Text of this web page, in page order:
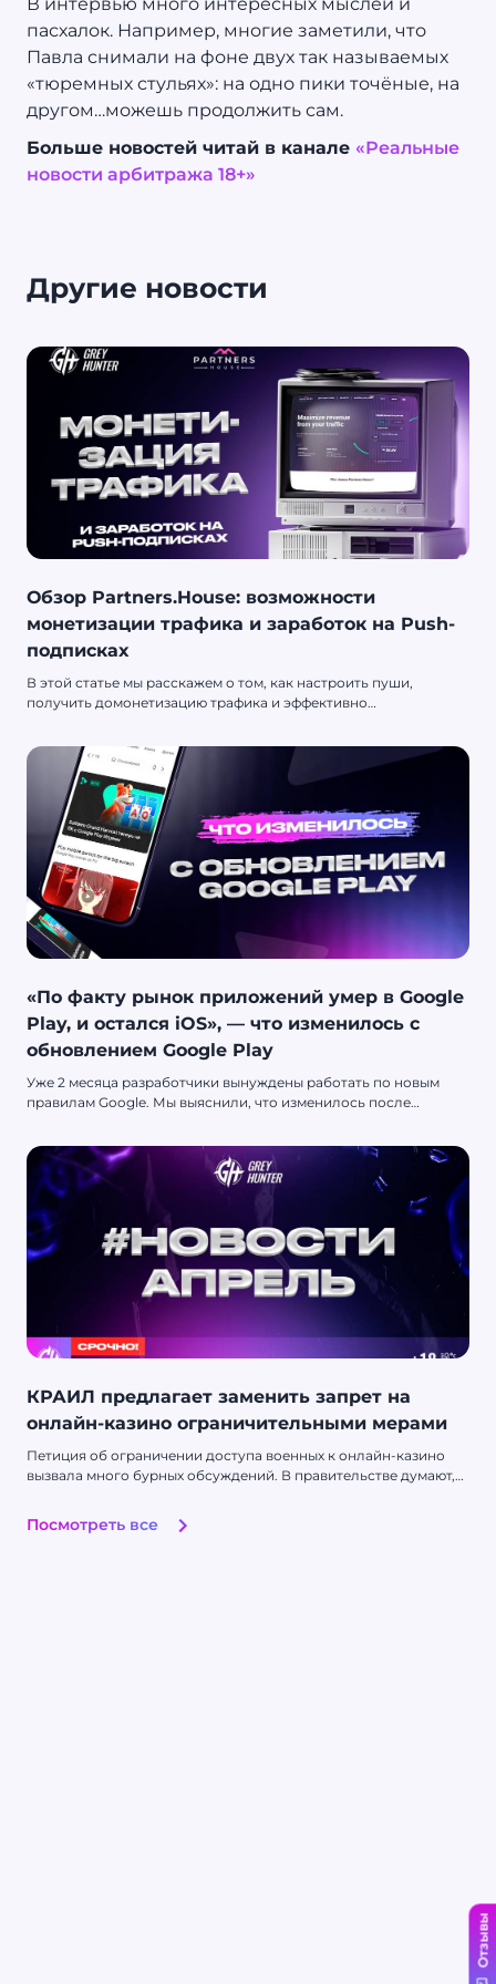
пасхалок. Например, многие заметили, что
Павла снимали на фоне двух так называемых
«тюремных стульях»: на одно пики точёные, на
другом…можешь продолжить сам.
Больше новостей читай в канале «Реальные
новости арбитража 18+»
Другие новости
Обзор Partners.House: возможности
монетизации трафика и заработок на Push-
подписках
В этой статье мы расскажем о том, как настроить пуши,
получить домонетизацию трафика и эффективно
монетизации трафика.
«По факту рынок приложений умер в Google
Play, и остался iOS», — что изменилось с
обновлением Google Play
Уже 2 месяца разработчики вынуждены работать по новым
правилам Google. Мы выяснили, что изменилось после
КРАИЛ предлагает заменить запрет на
онлайн-казино ограничительными мерами
Петиция об ограничении доступа военных к онлайн-казино
вызвала много бурных обсуждений. В правительстве думают,
Посмотреть все
Отзывы